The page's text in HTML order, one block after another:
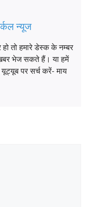
न्यूज
तो हमारे डेस्क के नम्बर
भेज सकते हैं। या हमें
पर सर्च करें- माय